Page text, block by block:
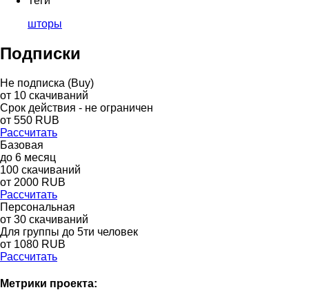
шторы
Подписки
Не подписка (Buy)
от 10 скачиваний
Срок действия - не ограничен
от 550 RUB
Рассчитать
Базовая
до 6 месяц
100 скачиваний
от 2000 RUB
Рассчитать
Персональная
от 30 скачиваний
Для группы до 5ти человек
от 1080 RUB
Рассчитать
Метрики проекта: